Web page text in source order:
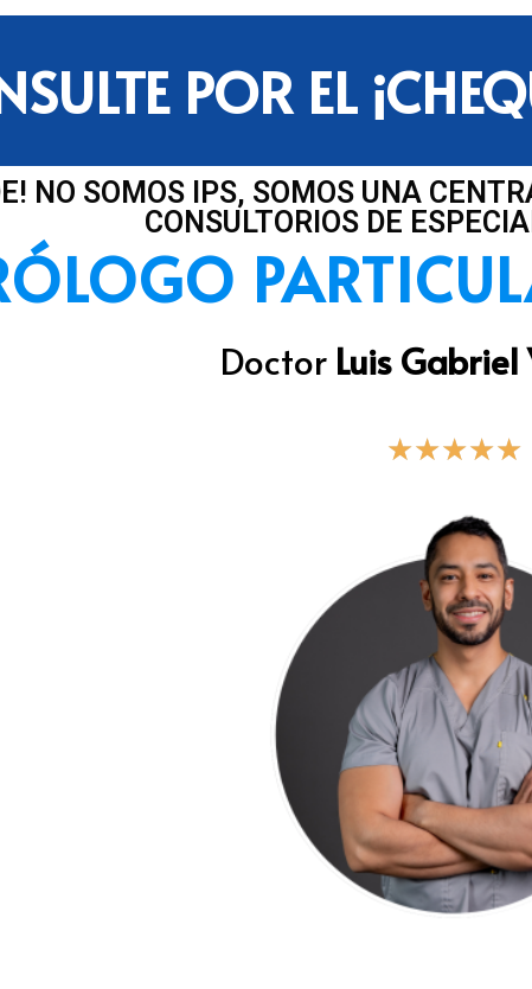
POR EL
NO SOMOS IPS, SOMOS UNA
CONSULTORIOS DE
Doctor Luis
★★★★★